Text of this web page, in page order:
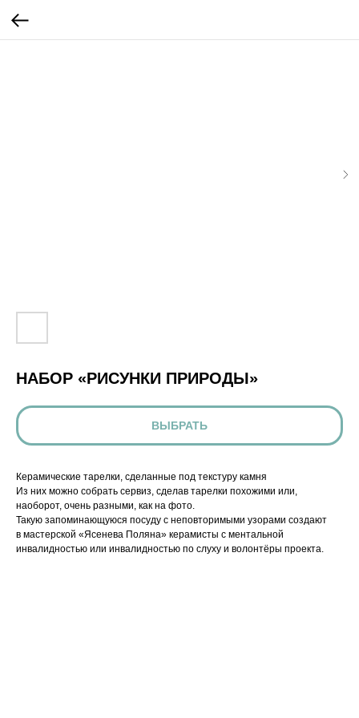
НАБОР «РИСУНКИ ПРИРОДЫ»
ВЫБРАТЬ
Керамические тарелки, сделанные под текстуру камня
Из них можно собрать сервиз, сделав тарелки похожими или,
наоборот, очень разными, как на фото.
Такую запоминающуюся посуду с неповторимыми узорами создают
в мастерской «Ясенева Поляна» керамисты с ментальной
инвалидностью или инвалидностью по слуху и волонтёры проекта.